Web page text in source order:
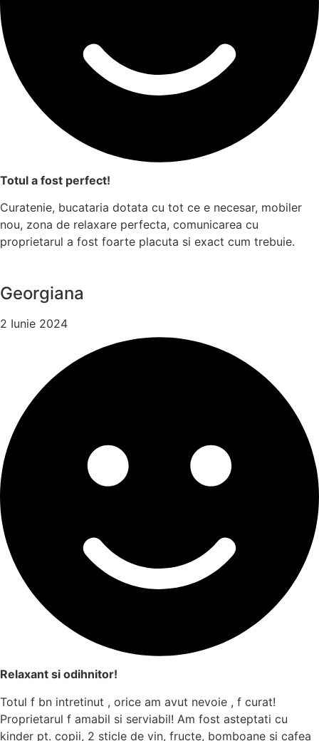
Totul a fost perfect!
Curatenie, bucataria dotata cu tot ce e necesar, mobiler
nou, zona de relaxare perfecta, comunicarea cu
proprietarul a fost foarte placuta si exact cum trebuie.
Georgiana
2 Iunie 2024
Relaxant si odihnitor!
Totul f bn intretinut , orice am avut nevoie , f curat!
Proprietarul f amabil si serviabil! Am fost asteptati cu
kinder pt. copii, 2 sticle de vin, fructe, bomboane si cafea